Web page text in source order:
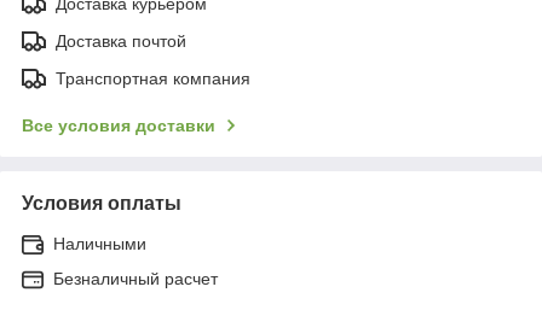
Доставка почтой
Транспортная компания
Все условия доставки
Условия оплаты
Наличными
Безналичный расчет